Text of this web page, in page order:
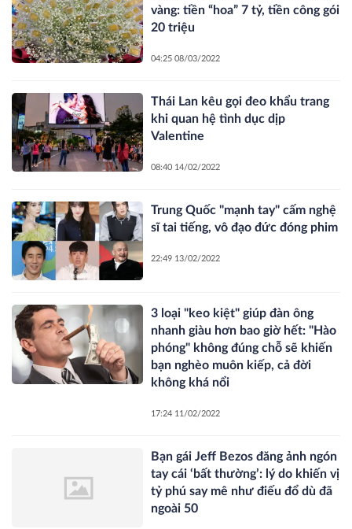
vàng: tiền “hoa” 7 tỷ, tiền công gói
20 triệu
04:25 08/03/2022
Thái Lan kêu gọi đeo khẩu trang
khi quan hệ tình dục dịp
Valentine
08:40 14/02/2022
Trung Quốc "mạnh tay" cấm nghệ
sĩ tai tiếng, vô đạo đức đóng phim
22:49 13/02/2022
3 loại "keo kiệt" giúp đàn ông
nhanh giàu hơn bao giờ hết: "Hào
phóng" không đúng chỗ sẽ khiến
bạn nghèo muôn kiếp, cả đời
không khá nổi
17:24 11/02/2022
Bạn gái Jeff Bezos đăng ảnh ngón
tay cái ‘bất thường’: lý do khiến vị
tỷ phú say mê như điếu đổ dù đã
ngoài 50